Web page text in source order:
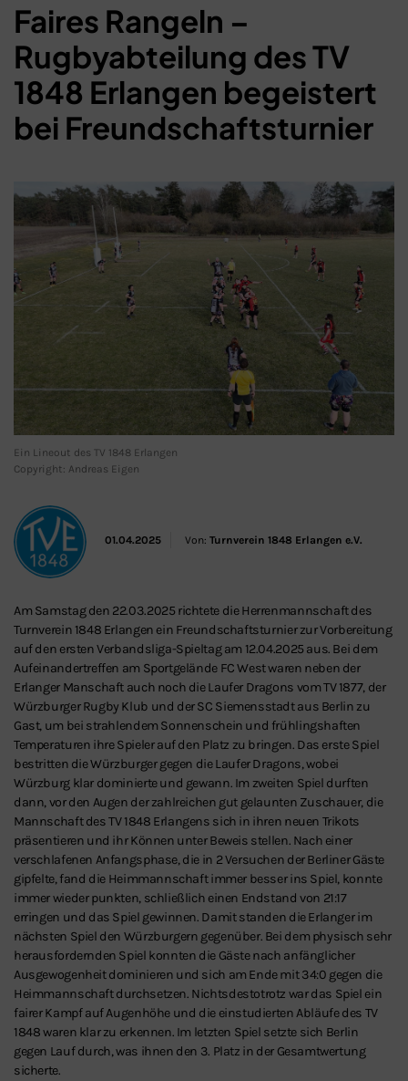
Faires Rangeln –
Rugbyabteilung des TV
1848 Erlangen begeistert
bei Freundschaftsturnier
Ein Lineout des TV 1848 Erlangen
Copyright: Andreas Eigen
01.04.2025 Von: Turnverein 1848 Erlangen e.V.
Am Samstag den 22.03.2025 richtete die Herrenmannschaft des
Turnverein 1848 Erlangen ein Freundschaftsturnier zur Vorbereitung
auf den ersten Verbandsliga-Spieltag am 12.04.2025 aus. Bei dem
Aufeinandertreffen am Sportgelände FC West waren neben der
Erlanger Manschaft auch noch die Laufer Dragons vom TV 1877, der
Würzburger Rugby Klub und der SC Siemensstadt aus Berlin zu
Gast, um bei strahlendem Sonnenschein und frühlingshaften
Temperaturen ihre Spieler auf den Platz zu bringen. Das erste Spiel
bestritten die Würzburger gegen die Laufer Dragons, wobei
Würzburg klar dominierte und gewann. Im zweiten Spiel durften
dann, vor den Augen der zahlreichen gut gelaunten Zuschauer, die
Mannschaft des TV 1848 Erlangens sich in ihren neuen Trikots
präsentieren und ihr Können unter Beweis stellen. Nach einer
verschlafenen Anfangsphase, die in 2 Versuchen der Berliner Gäste
gipfelte, fand die Heimmannschaft immer besser ins Spiel, konnte
immer wieder punkten, schließlich einen Endstand von 21:17
erringen und das Spiel gewinnen. Damit standen die Erlanger im
nächsten Spiel den Würzburgern gegenüber. Bei dem physisch sehr
herausfordernden Spiel konnten die Gäste nach anfänglicher
Ausgewogenheit dominieren und sich am Ende mit 34:0 gegen die
Heimmannschaft durchsetzen. Nichtsdestotrotz war das Spiel ein
fairer Kampf auf Augenhöhe und die einstudierten Abläufe des TV
1848 waren klar zu erkennen. Im letzten Spiel setzte sich Berlin
gegen Lauf durch, was ihnen den 3. Platz in der Gesamtwertung
sicherte.